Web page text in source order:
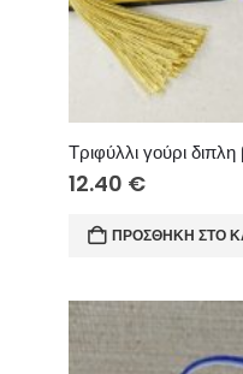
Τριφύλλι γούρι
12.40 €
ΠΡΟΣΘΉΚΗ ΣΤΟ